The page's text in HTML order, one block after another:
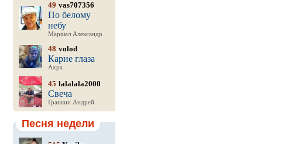
49 vas707356
По белому
небу
Маршал Александр
48 volod
Карие глаза
Ахра
45 lalalala2000
Свеча
Гранкин Андрей
Песня недели